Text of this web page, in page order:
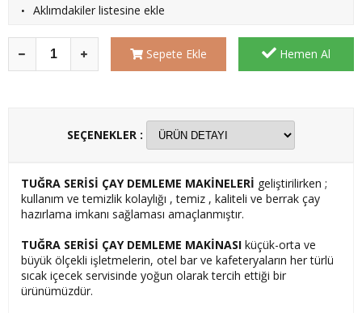
· Aklımdakiler listesine ekle
Sepete Ekle Hemen Al
SEÇENEKLER :
TUĞRA SERİSİ ÇAY DEMLEME MAKİNELERİ geliştirilirken ;
kullanım ve temizlik kolaylığı , temiz , kaliteli ve berrak çay
hazırlama imkanı sağlaması amaçlanmıştır.
TUĞRA SERİSİ ÇAY DEMLEME MAKİNASI küçük-orta ve
büyük ölçekli işletmelerin, otel bar ve kafeteryaların her türlü
sıcak içecek servisinde yoğun olarak tercih ettiği bir
ürünümüzdür.